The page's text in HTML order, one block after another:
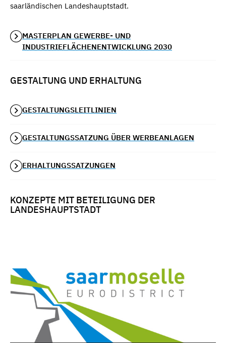
saarländischen Landeshauptstadt.
MASTERPLAN GEWERBE- UND
INDUSTRIEFLÄCHENENTWICKLUNG 2030
GESTALTUNG UND ERHALTUNG
GESTALTUNGSLEITLINIEN
GESTALTUNGSSATZUNG ÜBER WERBEANLAGEN
ERHALTUNGSSATZUNGEN
KONZEPTE MIT BETEILIGUNG DER
LANDESHAUPTSTADT